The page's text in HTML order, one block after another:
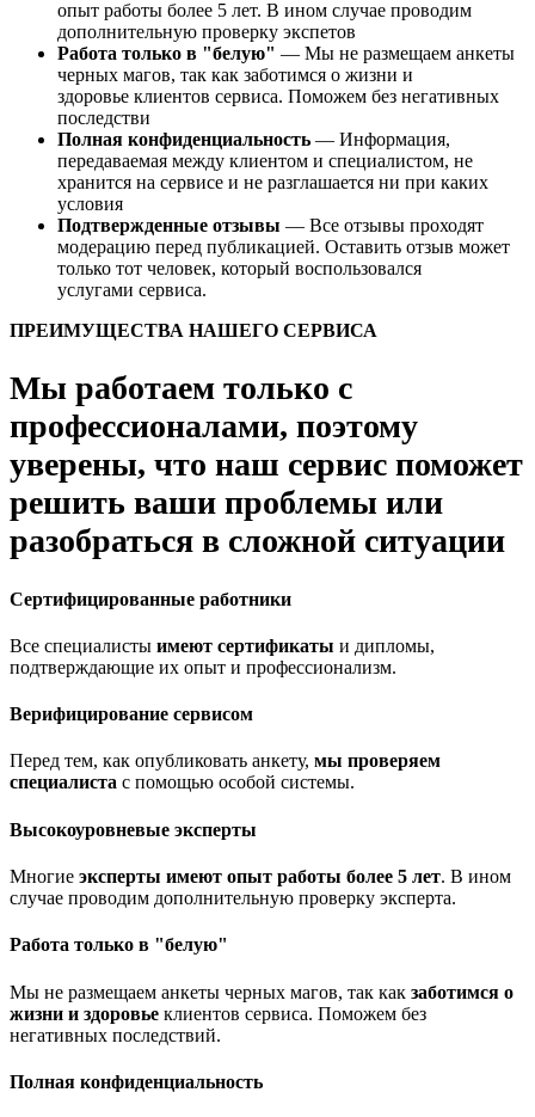
опыт работы более 5 лет. В ином случае проводим
дополнительную проверку экспетов
Работа только в "белую" — Мы не размещаем анкеты
черных магов, так как заботимся о жизни и
здоровье клиентов сервиса. Поможем без негативных
последстви
Полная конфиденциальность — Информация,
передаваемая между клиентом и специалистом, не
хранится на сервисе и не разглашается ни при каких
условия
Подтвержденные отзывы — Все отзывы проходят
модерацию перед публикацией. Оставить отзыв может
только тот человек, который воспользовался
услугами сервиса.
ПРЕИМУЩЕСТВА НАШЕГО СЕРВИСА
Мы работаем только с
профессионалами, поэтому
уверены, что наш сервис поможет
решить ваши проблемы или
разобраться в сложной ситуации
Сертифицированные работники
Все специалисты имеют сертификаты и дипломы,
подтверждающие их опыт и профессионализм.
Верифицирование сервисом
Перед тем, как опубликовать анкету, мы проверяем
специалиста с помощью особой системы.
Высокоуровневые эксперты
Многие эксперты имеют опыт работы более 5 лет. В ином
случае проводим дополнительную проверку эксперта.
Работа только в "белую"
Мы не размещаем анкеты черных магов, так как заботимся о
жизни и здоровье клиентов сервиса. Поможем без
негативных последствий.
Полная конфиденциальность